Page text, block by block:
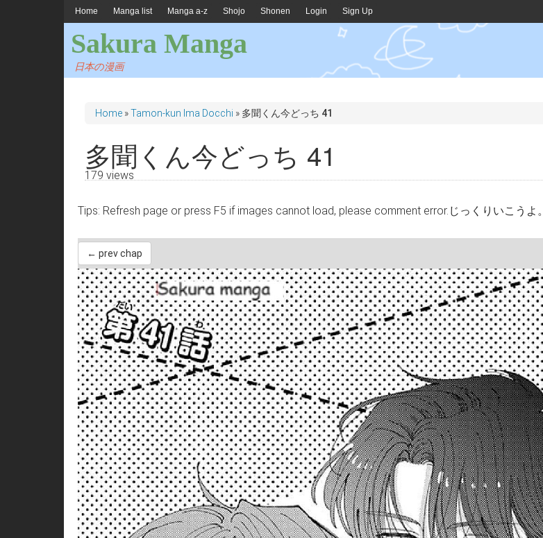
Home Manga list Manga a-z Shojo Shonen Login Sign Up
Sakura Manga
日本の漫画
Home »Tamon-kun Ima Docchi » 多聞くん今どっち 41
多聞くん今どっち 41
179 views
Tips: Refresh page or press F5 if images cannot load, please comment error.じっくりいこうよ。
← prev chap